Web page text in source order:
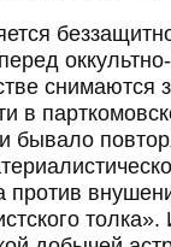
снимаются
в
бывало
против